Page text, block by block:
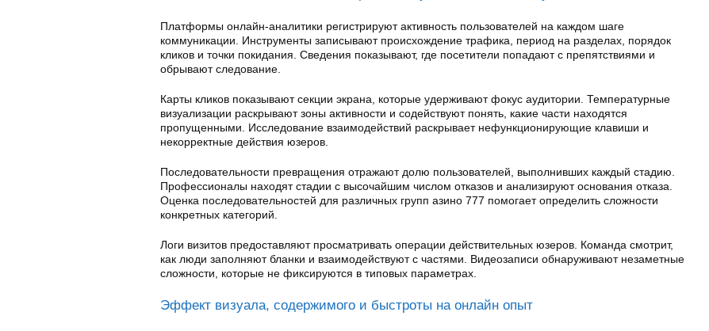
Платформы онлайн-аналитики регистрируют активность пользователей на каждом шаге
коммуникации. Инструменты записывают происхождение трафика, период на разделах, порядок
кликов и точки покидания. Сведения показывают, где посетители попадают с препятствиями и
обрывают следование.
Карты кликов показывают секции экрана, которые удерживают фокус аудитории. Температурные
визуализации раскрывают зоны активности и содействуют понять, какие части находятся
пропущенными. Исследование взаимодействий раскрывает нефункционирующие клавиши и
некорректные действия юзеров.
Последовательности превращения отражают долю пользователей, выполнивших каждый стадию.
Профессионалы находят стадии с высочайшим числом отказов и анализируют основания отказа.
Оценка последовательностей для различных групп азино 777 помогает определить сложности
конкретных категорий.
Логи визитов предоставляют просматривать операции действительных юзеров. Команда смотрит,
как люди заполняют бланки и взаимодействуют с частями. Видеозаписи обнаруживают незаметные
сложности, которые не фиксируются в типовых параметрах.
Эффект визуала, содержимого и быстроты на онлайн опыт